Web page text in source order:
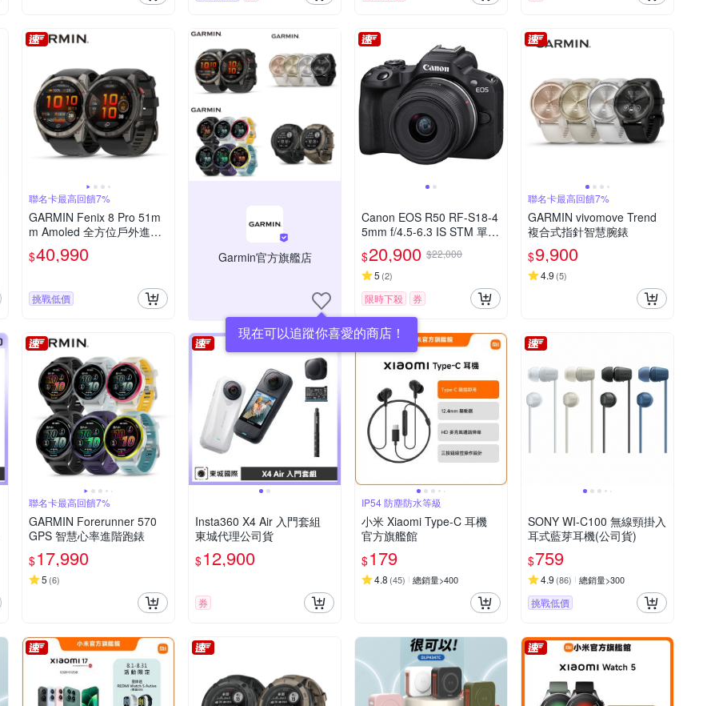
聯名卡最高回饋7%
GARMIN Fenix 8 Pro 51m
m Amoled 全方位戶外進階
GPS智慧腕錶
$40,990
挑戰低價
Garmin官方旗艦店
現在可以追蹤你喜愛的商店！
Canon EOS R50 RF-S18-4
5mm f/4.5-6.3 IS STM 單鏡
組 公司貨
$20,900 $22,000
5 (2)
限時下殺 券
聯名卡最高回饋7%
GARMIN vivomove Trend
複合式指針智慧腕錶
$9,900
4.9 (5)
聯名卡最高回饋7%
GARMIN Forerunner 570
GPS 智慧心率進階跑錶
$17,990
5 (6)
Insta360 X4 Air 入門套組
東城代理公司貨
$12,900
券
IP54 防塵防水等級
小米 Xiaomi Type-C 耳機
官方旗艦館
$179
4.8 (45) 總銷量>400
SONY WI-C100 無線頸掛入
耳式藍芽耳機(公司貨)
$759
4.9 (86) 總銷量>300
挑戰低價